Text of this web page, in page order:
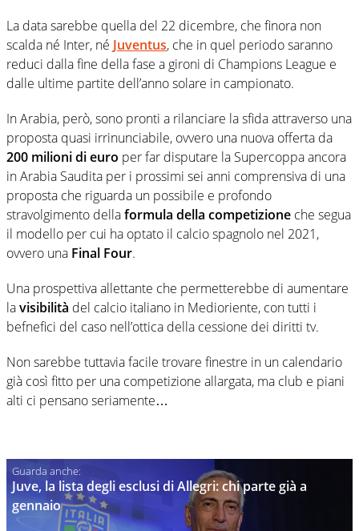
La data sarebbe quella del 22 dicembre, che finora non
scalda né Inter, né Juventus, che in quel periodo saranno
reduci dalla fine della fase a gironi di Champions League e
dalle ultime partite dell’anno solare in campionato.
In Arabia, però, sono pronti a rilanciare la sfida attraverso una
proposta quasi irrinunciabile, ovvero una nuova offerta da
200 milioni di euro per far disputare la Supercoppa ancora
in Arabia Saudita per i prossimi sei anni comprensiva di una
proposta che riguarda un possibile e profondo
stravolgimento dellaformula della competizione che segua
il modello per cui ha optato il calcio spagnolo nel 2021,
ovvero una Final Four.
Una prospettiva allettante che permetterebbe di aumentare
lavisibilità del calcio italiano in Medioriente, con tutti i
befnefici del caso nell’ottica della cessione dei diritti tv.
Non sarebbe tuttavia facile trovare finestre in un calendario
già così fitto per una competizione allargata, ma club e piani
alti ci pensano seriamente…
Juve, la lista degli esclusi di Allegri: chi parte già a
gennaio